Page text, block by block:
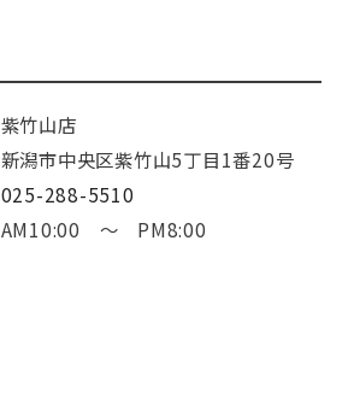
紫竹山店
新潟市中央区紫竹山5丁目1番20号
025-288-5510
AM10:00 ～ PM8:00